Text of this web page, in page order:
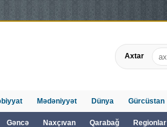
Axtar
Gəncə Naxçıvan Qarabağ Regionlar
Mədəniyyət Dünya Gürcüstan